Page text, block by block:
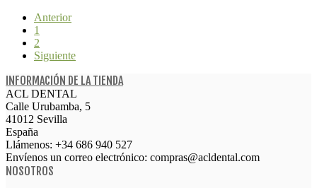
Anterior
1
2
Siguiente
INFORMACIÓN DE LA TIENDA
ACL DENTAL
Calle Urubamba, 5
41012 Sevilla
España
Llámenos: +34 686 940 527
Envíenos un correo electrónico: compras@acldental.com
NOSOTROS